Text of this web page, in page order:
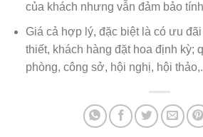
của khách nhưng vẫn đảm bảo
Giá cả hợp lý, đặc biệt là có ưu
thiết, khách hàng đặt hoa định kỳ;
phòng, công sở, hội nghị, hội